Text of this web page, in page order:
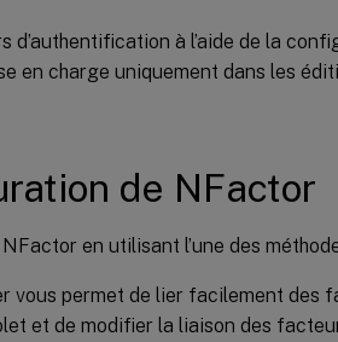
à l’aide de la
en charge uniquement dans les
de NFactor
en utilisant l’une des
vous permet de lier facilement des
et de modifier la liaison des